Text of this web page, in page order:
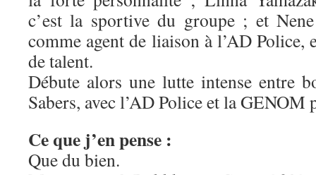
c’est la sportive du groupe ; et
comme agent de liaison à l’AD Police,
de talent.
Débute alors une lutte intense entre
Sabers, avec l’AD Police et la GENOM
Ce que j’en pense :
Que du bien.